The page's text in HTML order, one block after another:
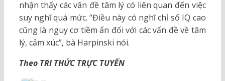
nhận thấy các vấn đề tâm lý có liên quan đến việc
suy nghĩ quá mức. “Điều này có nghĩ chỉ số IQ cao
cũng là nguy cơ tiềm ẩn đối với các vấn đề về tâm
lý, cảm xúc”, bà Harpinski nói.
Theo TRI THỨC TRỰC TUYẾN